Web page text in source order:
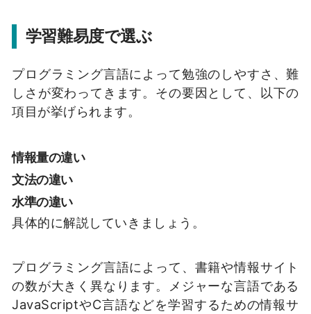
学習難易度で選ぶ
プログラミング言語によって勉強のしやすさ、難
しさが変わってきます。その要因として、以下の
項目が挙げられます。
情報量の違い
文法の違い
水準の違い
具体的に解説していきましょう。
プログラミング言語によって、書籍や情報サイト
の数が大きく異なります。メジャーな言語である
JavaScriptやC言語などを学習するための情報サ